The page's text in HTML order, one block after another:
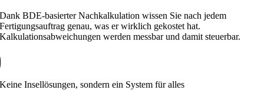
Dank BDE-basierter Nachkalkulation wissen Sie nach jedem
Fertigungsauftrag genau, was er wirklich gekostet hat.
Kalkulationsabweichungen werden messbar und damit steuerbar.
Keine Insellösungen, sondern ein System für alles